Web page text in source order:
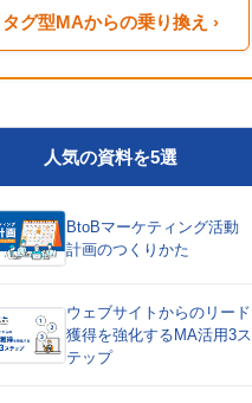
タグ型MAからの乗り換え ›
人気の資料を5選
BtoBマーケティング活動
計画のつくりかた
ウェブサイトからのリード
獲得を強化するMA活用3ス
テップ